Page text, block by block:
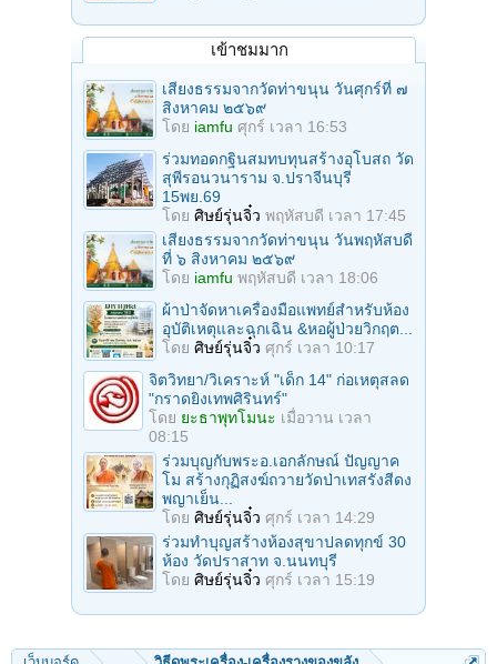
เข้าชมมาก
เสียงธรรมจากวัดท่าขนุน วันศุกร์ที่ ๗
สิงหาคม ๒๕๖๙
โดย iamfu ศุกร์ เวลา 16:53
ร่วมทอดกฐินสมทบทุนสร้างอุโบสถ วัด
สุพีรอนวนาราม จ.ปราจีนบุรี
15พย.69
โดย ศิษย์รุ่นจิ๋ว พฤหัสบดี เวลา 17:45
เสียงธรรมจากวัดท่าขนุน วันพฤหัสบดี
ที่ ๖ สิงหาคม ๒๕๖๙
โดย iamfu พฤหัสบดี เวลา 18:06
ผ้าป่าจัดหาเครื่องมือแพทย์สำหรับห้อง
อุบัติเหตุและฉุกเฉิน &หอผู้ป่วยวิกฤต...
โดย ศิษย์รุ่นจิ๋ว ศุกร์ เวลา 10:17
จิตวิทยา/วิเคราะห์ "เด็ก 14" ก่อเหตุสลด
"กราดยิงเทพศิรินทร์"
โดย ยะธาพุทโมนะ เมื่อวาน เวลา
08:15
ร่วมบุญกับพระอ.เอกลักษณ์ ปัญญาค
โม สร้างกุฏิสงฆ์ถวายวัดป่าเทสรังสีดง
พญาเย็น...
โดย ศิษย์รุ่นจิ๋ว ศุกร์ เวลา 14:29
ร่วมทําบุญสร้างห้องสุขาปลดทุกข์ 30
ห้อง วัดปราสาท จ.นนทบุรี
โดย ศิษย์รุ่นจิ๋ว ศุกร์ เวลา 15:19